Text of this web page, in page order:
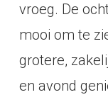
vroeg. De
mooi om te
grotere,
en avond